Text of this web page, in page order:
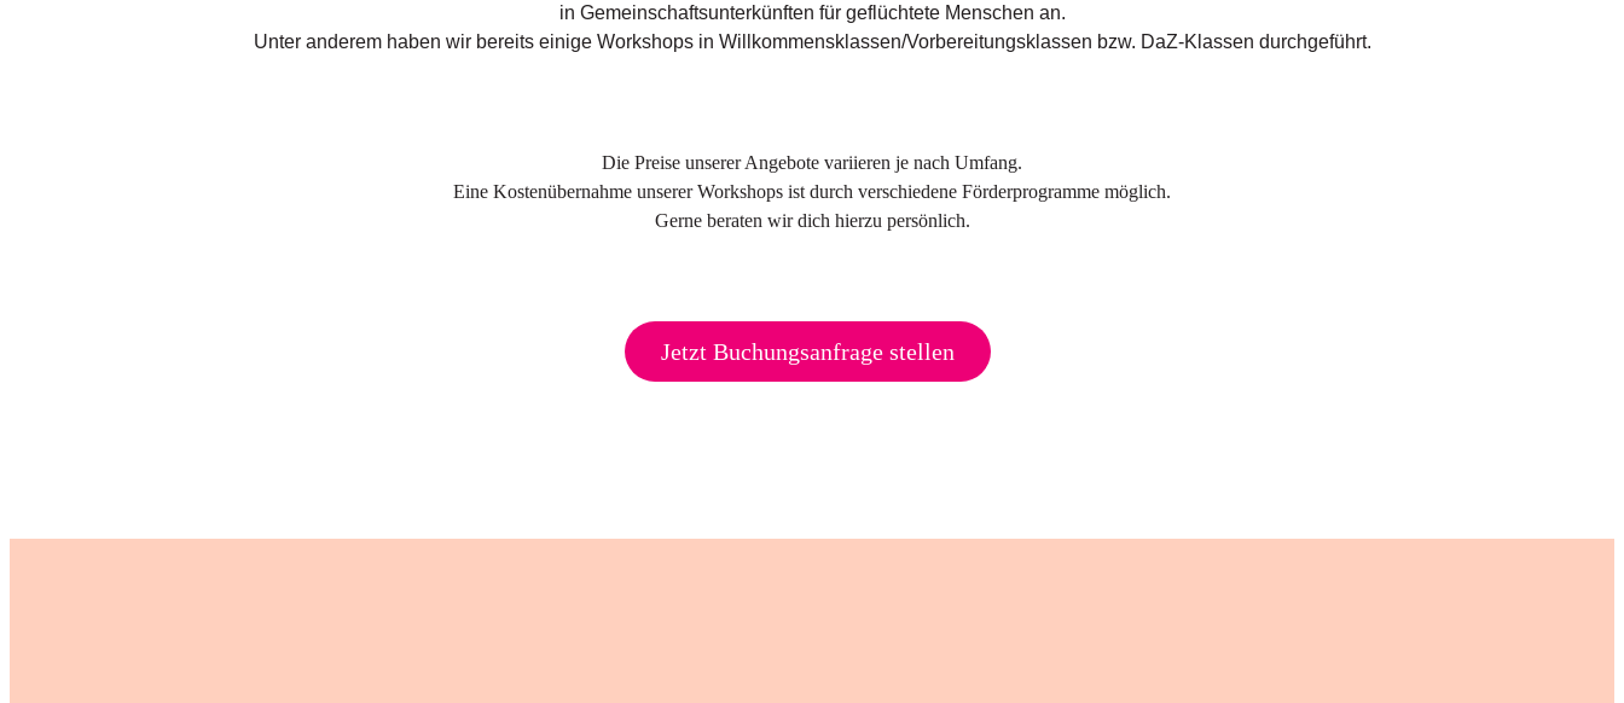
in Gemeinschaftsunterkünften für geflüchtete Menschen an.
Unter anderem haben wir bereits einige Workshops in Willkommensklassen/Vorbereitungsklassen bzw. DaZ-Klassen durchgeführt.
Die Preise unserer Angebote variieren je nach Umfang.
Eine Kostenübernahme unserer Workshops ist durch verschiedene Förderprogramme möglich.
Gerne beraten wir dich hierzu persönlich.
Jetzt Buchungsanfrage stellen